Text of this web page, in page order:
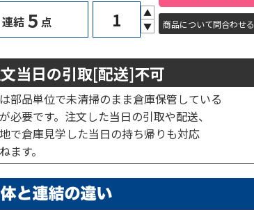
連結 5 点
▲
▼
商品について問合わせる
当日の引取[配送]不可
部品単位で未清掃のまま倉庫保管している
必要です。注文した当日の引取や配送、
で倉庫見学した当日の持ち帰りも対応
ます。